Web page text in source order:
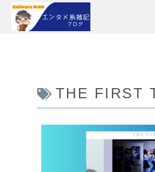
THE FIRST